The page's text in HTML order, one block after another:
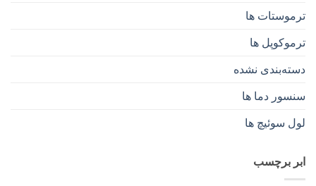
ترموستات ها
ترموکوپل ها
دسته‌بندی نشده
سنسور دما ها
لول سوئیچ ها
ابر برچسب